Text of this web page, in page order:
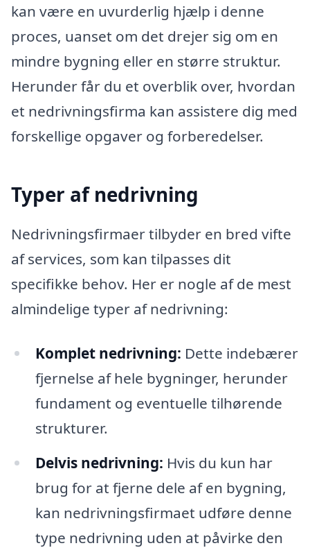
kan være en uvurderlig hjælp i denne
proces, uanset om det drejer sig om en
mindre bygning eller en større struktur.
Herunder får du et overblik over, hvordan
et nedrivningsfirma kan assistere dig med
forskellige opgaver og forberedelser.
Typer af nedrivning
Nedrivningsfirmaer tilbyder en bred vifte
af services, som kan tilpasses dit
specifikke behov. Her er nogle af de mest
almindelige typer af nedrivning:
Komplet nedrivning: Dette indebærer
fjernelse af hele bygninger, herunder
fundament og eventuelle tilhørende
strukturer.
Delvis nedrivning: Hvis du kun har
brug for at fjerne dele af en bygning,
kan nedrivningsfirmaet udføre denne
type nedrivning uden at påvirke den